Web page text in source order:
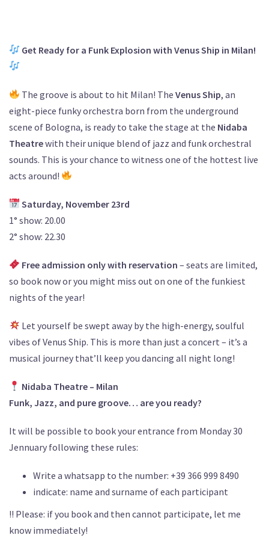
Get Ready for a Funk Explosion with Venus Ship in Milan!
The groove is about to hit Milan! TheVenus Ship, an
eight-piece funky orchestra born from the underground
scene of Bologna, is ready to take the stage at the Nidaba
Theatrewith their unique blend of jazz and funk orchestral
sounds. This is your chance to witness one of the hottest live
acts around!
Saturday, November 23rd
1° show: 20.00
2° show: 22.30
Free admission only with reservation – seats are limited,
so book now or you might miss out on one of the funkiest
nights of the year!
Let yourself be swept away by the high-energy, soulful
vibes of Venus Ship. This is more than just a concert – it’s a
musical journey that’ll keep you dancing all night long!
Nidaba Theatre – Milan
Funk, Jazz, and pure groove… are you ready?
It will be possible to book your entrance from Monday 30
Jennuary following these rules:
Write a whatsapp to the number: +39 366 999 8490
indicate: name and surname of each participant
!! Please: if you book and then cannot participate, let me
know immediately!